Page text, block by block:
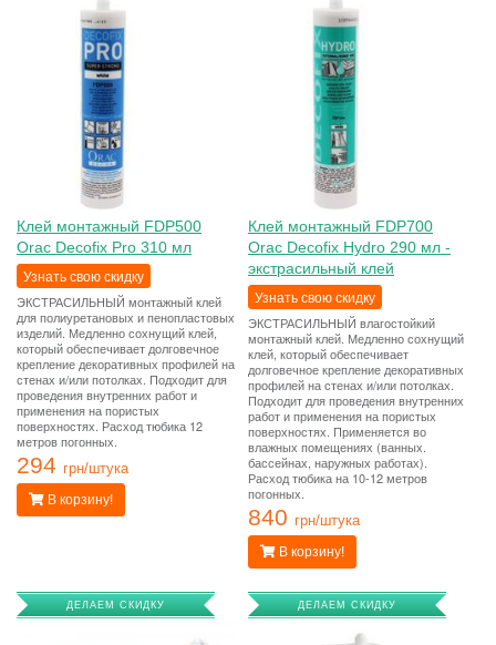
Клей монтажный FDP500
Orac Decofix Pro 310 мл
Узнать свою скидку
ЭКСТРАСИЛЬНЫЙ монтажный клей
для полиуретановых и пенопластовых
изделий. Медленно сохнущий клей,
который обеспечивает долговечное
крепление декоративных профилей на
стенах и/или потолках. Подходит для
проведения внутренних работ и
применения на пористых
поверхностях. Расход тюбика 12
метров погонных.
294 грн/штука
В корзину!
Клей монтажный FDP700
Orac Decofix Hydro 290 мл -
экстрасильный клей
Узнать свою скидку
ЭКСТРАСИЛЬНЫЙ влагостойкий
монтажный клей. Медленно сохнущий
клей, который обеспечивает
долговечное крепление декоративных
профилей на стенах и/или потолках.
Подходит для проведения внутренних
работ и применения на пористых
поверхностях. Применяется во
влажных помещениях (ванных.
бассейнах, наружных работах).
Расход тюбика на 10-12 метров
погонных.
840 грн/штука
В корзину!
ДЕЛАЕМ СКИДКУ ДЕЛАЕМ СКИДКУ